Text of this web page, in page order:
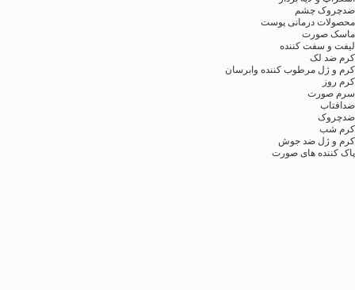
ضدچروک چشم
محصولات درمانی پوست
ماسک صورت
لیفت و سفت کننده
کرم ضد لک
کرم و ژل مرطوب کننده وابرسان
کرم روز
سرم صورت
ضدافتاب
ضدچروک
کرم شب
کرم و ژل ضد جوش
پاک کننده های صورت